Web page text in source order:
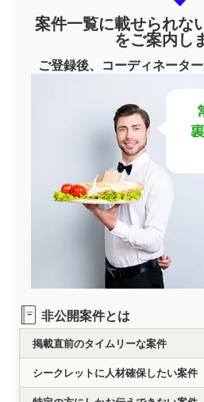
案件一覧に載せられな
をご案内し
ご登録後、コーディネータ
非公開案件とは
掲載直前のタイムリーな案件
シークレットに人材確保したい案件